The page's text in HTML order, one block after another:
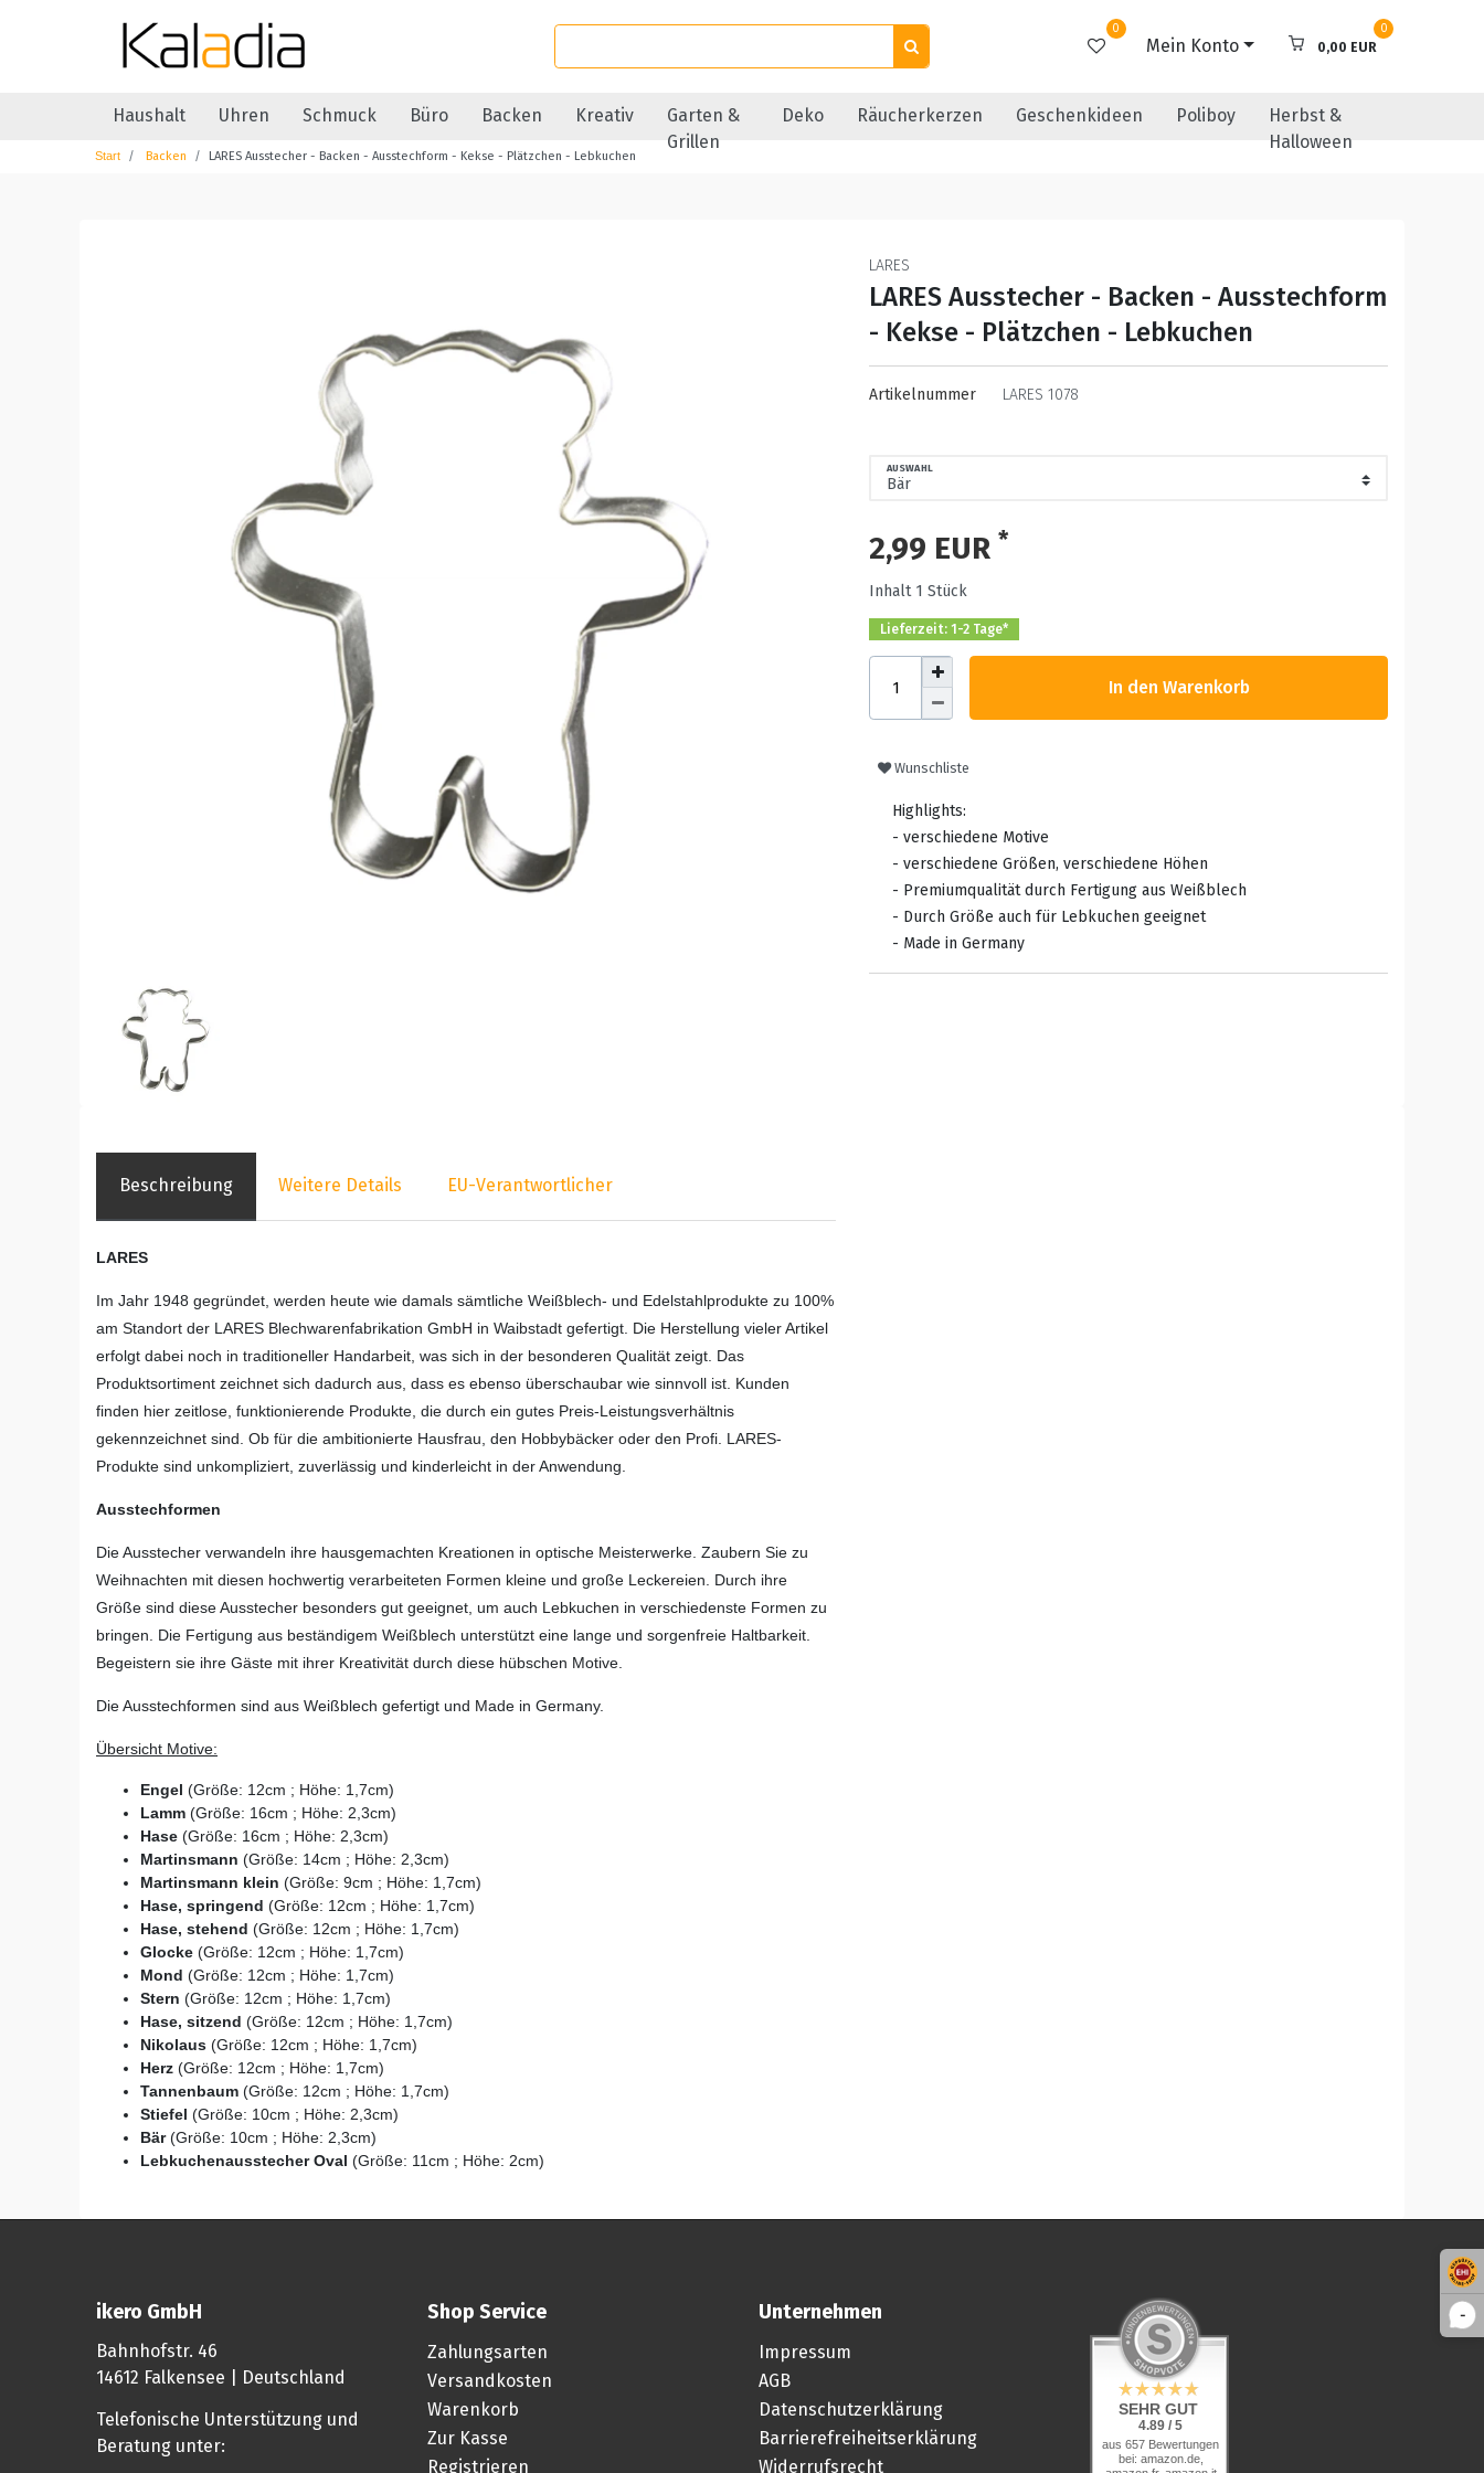
-
0
Mein Konto
0
0,00 EUR
Haushalt Uhren Schmuck Büro Backen Kreativ
Garten &
Grillen
Deko Räucherkerzen Geschenkideen Poliboy
Herbst &
Halloween
Backen LARES Ausstecher - Backen - Ausstechform - Kekse - Plätzchen - Lebkuchen
LARES
LARES Ausstecher - Backen - Ausstechform
- Kekse - Plätzchen - Lebkuchen
Artikelnummer LARES 1078
AUSWAHL
2,99 EUR *
Inhalt 1 Stück
Lieferzeit: 1-2 Tage*
In den Warenkorb
Wunschliste
Highlights:
- verschiedene Motive
- verschiedene Größen, verschiedene Höhen
- Premiumqualität durch Fertigung aus Weißblech
- Durch Größe auch für Lebkuchen geeignet
- Made in Germany
Beschreibung Weitere Details EU-Verantwortlicher
LARES
Im Jahr 1948 gegründet, werden heute wie damals sämtliche Weißblech- und Edelstahlprodukte zu 100%
am Standort der LARES Blechwarenfabrikation GmbH in Waibstadt gefertigt. Die Herstellung vieler Artikel
erfolgt dabei noch in traditioneller Handarbeit, was sich in der besonderen Qualität zeigt. Das
Produktsortiment zeichnet sich dadurch aus, dass es ebenso überschaubar wie sinnvoll ist. Kunden
finden hier zeitlose, funktionierende Produkte, die durch ein gutes Preis-Leistungsverhältnis
gekennzeichnet sind. Ob für die ambitionierte Hausfrau, den Hobbybäcker oder den Profi. LARES-
Produkte sind unkompliziert, zuverlässig und kinderleicht in der Anwendung.
Ausstechformen
Die Ausstecher verwandeln ihre hausgemachten Kreationen in optische Meisterwerke. Zaubern Sie zu
Weihnachten mit diesen hochwertig verarbeiteten Formen kleine und große Leckereien. Durch ihre
Größe sind diese Ausstecher besonders gut geeignet, um auch Lebkuchen in verschiedenste Formen zu
bringen. Die Fertigung aus beständigem Weißblech unterstützt eine lange und sorgenfreie Haltbarkeit.
Begeistern sie ihre Gäste mit ihrer Kreativität durch diese hübschen Motive.
Die Ausstechformen sind aus Weißblech gefertigt und Made in Germany.
Übersicht Motive:
Engel (Größe: 12cm ; Höhe: 1,7cm)
Lamm (Größe: 16cm ; Höhe: 2,3cm)
Hase (Größe: 16cm ; Höhe: 2,3cm)
Martinsmann (Größe: 14cm ; Höhe: 2,3cm)
Martinsmann klein (Größe: 9cm ; Höhe: 1,7cm)
Hase, springend (Größe: 12cm ; Höhe: 1,7cm)
Hase, stehend (Größe: 12cm ; Höhe: 1,7cm)
Glocke (Größe: 12cm ; Höhe: 1,7cm)
Mond (Größe: 12cm ; Höhe: 1,7cm)
Stern (Größe: 12cm ; Höhe: 1,7cm)
Hase, sitzend (Größe: 12cm ; Höhe: 1,7cm)
Nikolaus (Größe: 12cm ; Höhe: 1,7cm)
Herz (Größe: 12cm ; Höhe: 1,7cm)
Tannenbaum (Größe: 12cm ; Höhe: 1,7cm)
Stiefel (Größe: 10cm ; Höhe: 2,3cm)
Bär(Größe: 10cm ; Höhe: 2,3cm)
Lebkuchenausstecher Oval (Größe: 11cm ; Höhe: 2cm)
ikero GmbH
Bahnhofstr. 46
14612 Falkensee | Deutschland
Telefonische Unterstützung und
Beratung unter:
Shop Service
Zahlungsarten
Versandkosten
Warenkorb
Zur Kasse
Registrieren
Unternehmen
Impressum
AGB
Datenschutzerklärung
Barrierefreiheitserklärung
Widerrufsrecht
SEHR GUT
4.89 / 5
aus 657 Bewertungen
bei: amazon.de,